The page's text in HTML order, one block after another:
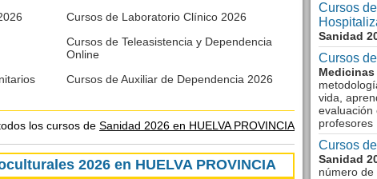
Cursos de Laboratorio Clínico 2026
Cursos de Teleasistencia y Dependencia
Online
Cursos de Auxiliar de Dependencia 2026
los cursos de Sanidad 2026 en HUELVA PROVINCIA
2026 en HUELVA PROVINCIA
Cursos
Sanidad
Cursos
vida,
evaluación
Cursos
Sanidad
número